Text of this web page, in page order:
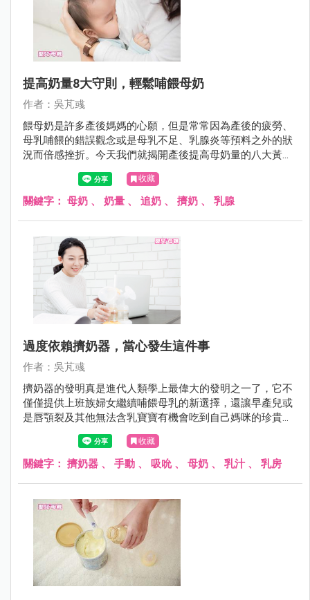
提高奶量8大守則，輕鬆哺餵母奶
作者：吳芃彧
餵母奶是許多產後媽媽的心願，但是常常因為產後的疲勞、
母乳哺餵的錯誤觀念或是母乳不足、乳腺炎等預料之外的狀
況而倍感挫折。今天我們就揭開產後提高母奶量的八大黃金
守則，讓你輕鬆餵母奶！
收藏
關鍵字： 母奶 、 奶量 、 追奶 、 擠奶 、 乳腺
過度依賴擠奶器，當心發生這件事
作者：吳芃彧
擠奶器的發明真是進代人類學上最偉大的發明之一了，它不
僅僅提供上班族婦女繼續哺餵母乳的新選擇，還讓早產兒或
是唇顎裂及其他無法含乳寶寶有機會吃到自己媽咪的珍貴乳
汁。現今的擠奶器，款式多樣，功能齊全，靜音模式、手動
電動、單邊雙邊、調整強度和吸乳模式，五花八門的選擇讓
新手爸媽真是無所適從，我還在門診遇過為了待產包的擠奶
收藏
關鍵字： 擠奶器 、 手動 、 吸吮、 母奶 、 乳汁、 乳房